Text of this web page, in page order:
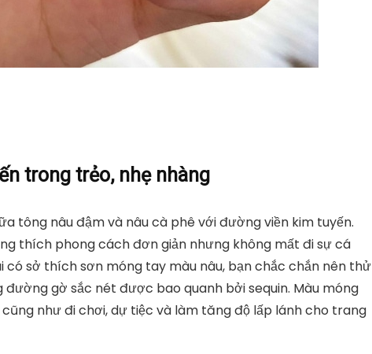
trong trẻo, nhẹ nhàng
tông nâu đậm và nâu cà phê với đường viền kim tuyến.
thích phong cách đơn giản nhưng không mất đi sự cá
có sở thích sơn móng tay màu nâu, bạn chắc chắn nên thử
gờ sắc nét được bao quanh bởi sequin. Màu móng
như đi chơi, dự tiệc và làm tăng độ lấp lánh cho trang